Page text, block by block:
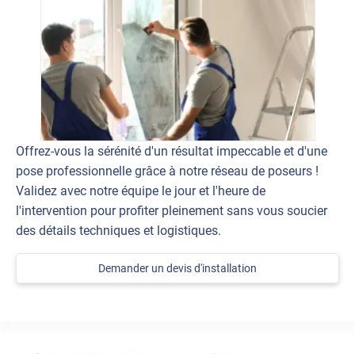
Offrez-vous la sérénité d'un résultat impeccable et d'une
pose professionnelle grâce à notre réseau de poseurs !
Validez avec notre équipe le jour et l'heure de
l'intervention pour profiter pleinement sans vous soucier
des détails techniques et logistiques.
Demander un devis d'installation